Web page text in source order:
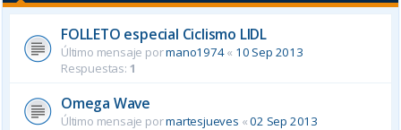
FOLLETO especial Ciclismo LIDL
Último mensaje pormano1974« 10 Sep 2013
Respuestas: 1
Omega Wave
Último mensaje pormartesjueves «02 Sep 2013